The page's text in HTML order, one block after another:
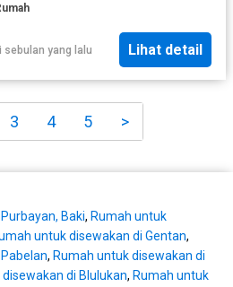
sebulan yang lalu Lihat detail
3 4 5 >
Baki, Rumah untuk
untuk disewakan di Gentan,
, Rumah untuk disewakan di
di Blulukan, Rumah untuk